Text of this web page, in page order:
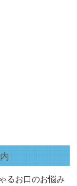
るお口のお悩み